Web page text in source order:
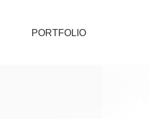
PORTFOLIO